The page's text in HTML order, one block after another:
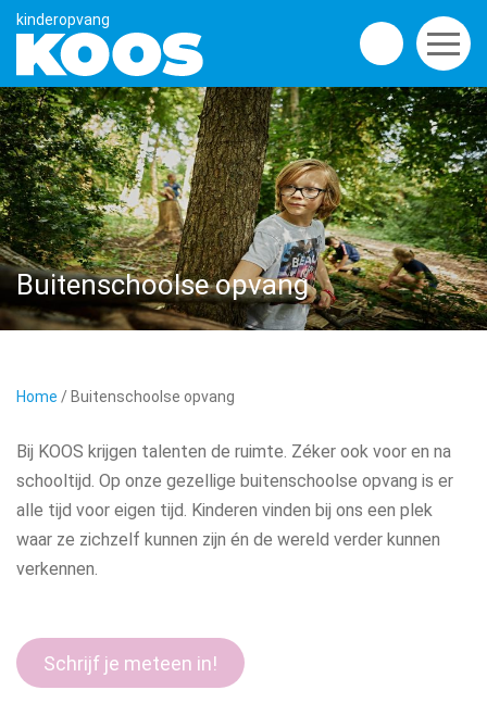
Buitenschoolse opvang
Home / Buitenschoolse opvang
Bij KOOS krijgen talenten de ruimte. Zéker ook voor en na
schooltijd. Op onze gezellige buitenschoolse opvang is er
alle tijd voor eigen tijd. Kinderen vinden bij ons een plek
waar ze zichzelf kunnen zijn én de wereld verder kunnen
verkennen.
Schrijf je meteen in!